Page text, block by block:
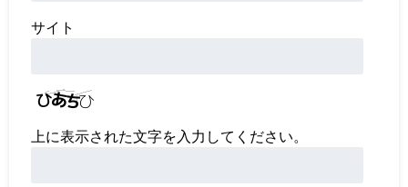
サイト
上に表示された文字を入力してください。